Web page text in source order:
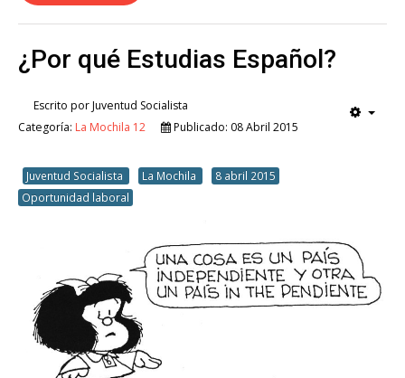
¿Por qué Estudias Español?
Escrito porJuventud Socialista
Categoría: La Mochila 12 Publicado: 08 Abril 2015
Juventud Socialista La Mochila
8 abril 2015
Oportunidad laboral